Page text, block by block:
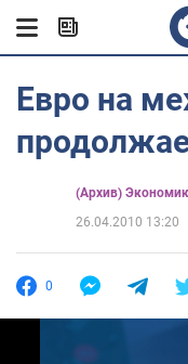
Евро на
(Архив)
26.04.2010 13:20
0